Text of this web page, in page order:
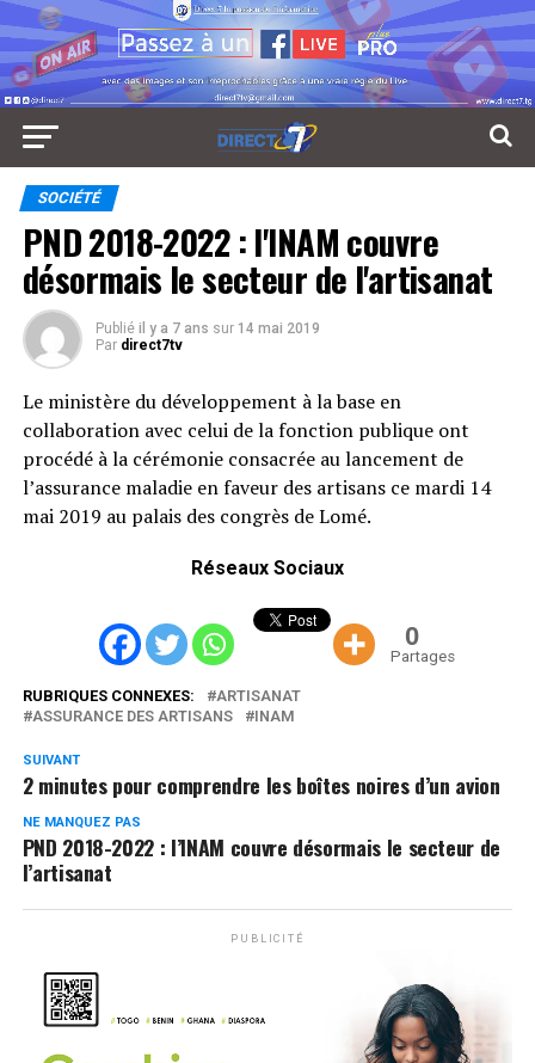
SOCIÉTÉ
PND 2018-2022 : l'INAM couvre
désormais le secteur de l'artisanat
Publié il y a 7 ans sur 14 mai 2019
Par direct7tv
Le ministère du développement à la base en
collaboration avec celui de la fonction publique ont
procédé à la cérémonie consacrée au lancement de
l’assurance maladie en faveur des artisans ce mardi 14
mai 2019 au palais des congrès de Lomé.
Réseaux Sociaux
0
Partages
RUBRIQUES CONNEXES:
ARTISANAT
ASSURANCE DES ARTISANS
INAM
SUIVANT
2 minutes pour comprendre les boîtes noires d’un avion
NE MANQUEZ PAS
PND 2018-2022 : l’INAM couvre désormais le secteur de
l’artisanat
PUBLICITÉ